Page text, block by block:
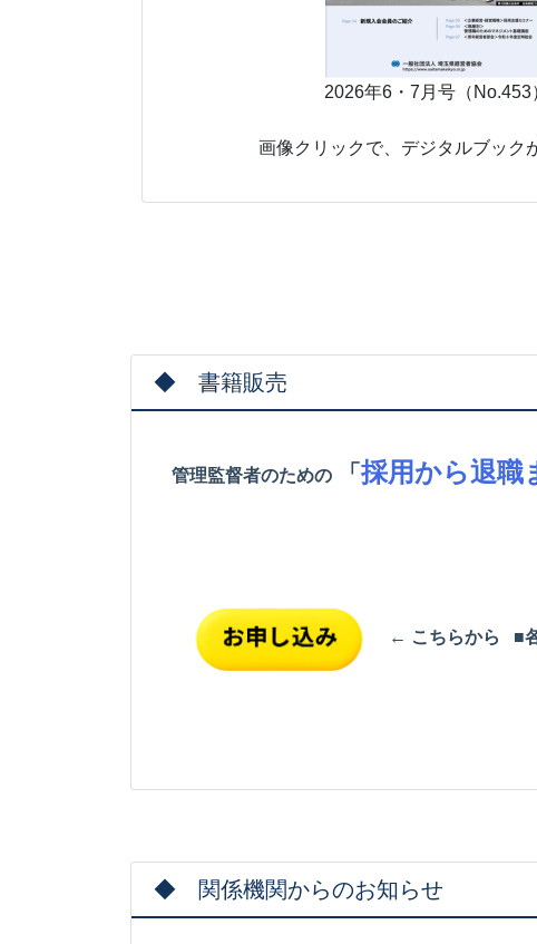
2026年6・7月号（No.453
画像クリックで、デジタルブック
◆ 書籍販売
管理監督者のための 「 採用から退職
← こちらから ■
◆ 関係機関からのお知らせ